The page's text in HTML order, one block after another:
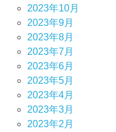
2023年10月
2023年9月
2023年8月
2023年7月
2023年6月
2023年5月
2023年4月
2023年3月
2023年2月